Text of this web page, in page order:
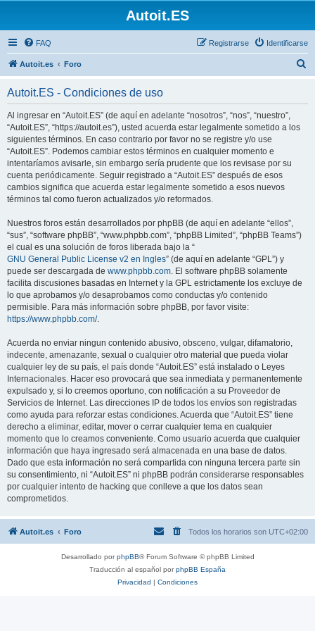
Autoit.ES
FAQ Identificarse
Registrarse
Autoit.es Foro
Autoit.ES - Condiciones de uso
Al ingresar en “Autoit.ES” (de aquí en adelante “nosotros”, “nos”, “nuestro”,
“Autoit.ES”, “https://autoit.es”), usted acuerda estar legalmente sometido a los
siguientes términos. En caso contrario por favor no se registre y/o use
“Autoit.ES”. Podemos cambiar estos términos en cualquier momento e
intentaríamos avisarle, sin embargo sería prudente que los revisase por su
cuenta periódicamente. Seguir registrado a “Autoit.ES” después de esos
cambios significa que acuerda estar legalmente sometido a esos nuevos
términos tal como fueron actualizados y/o reformados.
Nuestros foros están desarrollados por phpBB (de aquí en adelante “ellos”,
“sus”, “software phpBB”, “www.phpbb.com”, “phpBB Limited”, “phpBB Teams”)
el cual es una solución de foros liberada bajo la “
GNU General Public License v2 en Ingles” (de aquí en adelante “GPL”) y
puede ser descargada de www.phpbb.com. El software phpBB solamente
facilita discusiones basadas en Internet y la GPL estrictamente los excluye de
lo que aprobamos y/o desaprobamos como conductas y/o contenido
permisible. Para más información sobre phpBB, por favor visite:
https://www.phpbb.com/.
Acuerda no enviar ningun contenido abusivo, obsceno, vulgar, difamatorio,
indecente, amenazante, sexual o cualquier otro material que pueda violar
cualquier ley de su país, el país donde “Autoit.ES” está instalado o Leyes
Internacionales. Hacer eso provocará que sea inmediata y permanentemente
expulsado y, si lo creemos oportuno, con notificación a su Proveedor de
Servicios de Internet. Las direcciones IP de todos los envíos son registradas
como ayuda para reforzar estas condiciones. Acuerda que “Autoit.ES” tiene
derecho a eliminar, editar, mover o cerrar cualquier tema en cualquier
momento que lo creamos conveniente. Como usuario acuerda que cualquier
información que haya ingresado será almacenada en una base de datos.
Dado que esta información no será compartida con ninguna tercera parte sin
su consentimiento, ni “Autoit.ES” ni phpBB podrán considerarse responsables
por cualquier intento de hacking que conlleve a que los datos sean
comprometidos.
Autoit.es Foro Todos los horarios son UTC+02:00
Desarrollado porphpBB® Forum Software © phpBB Limited
Traducción al español porphpBB España
Privacidad | Condiciones